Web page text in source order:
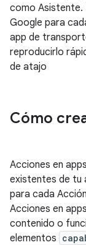
como Asistente.
Google para
app de
reproducirlo
de atajo
Cómo
Acciones en
existentes de tu
para cada
Acciones en
contenido o
elementos